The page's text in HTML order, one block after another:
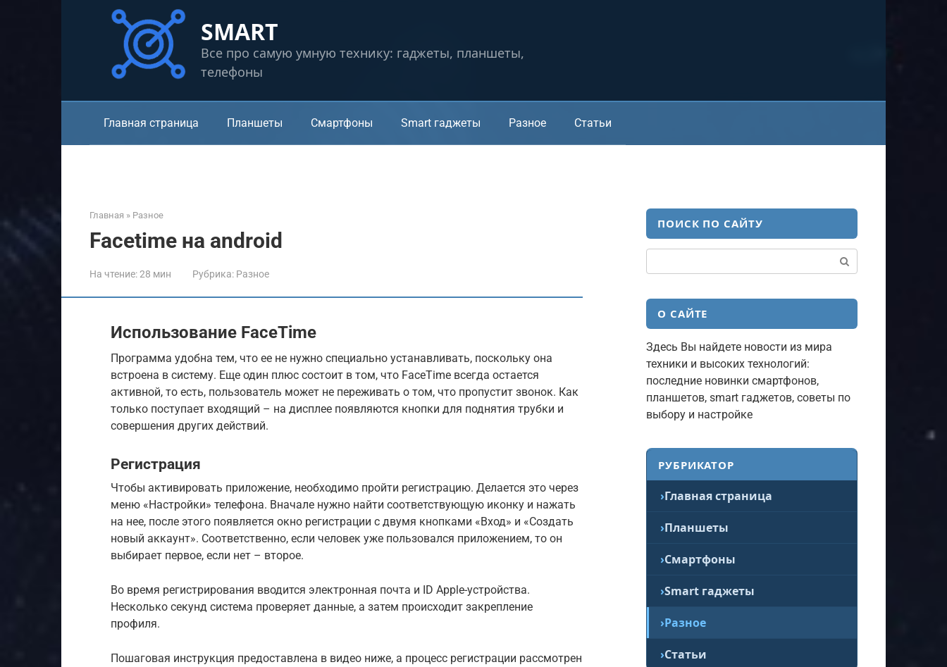
SMART
Все про самую умную технику: гаджеты, планшеты,
телефоны
Главная страница Планшеты Смартфоны Smart гаджеты Разное Статьи
Главная » Разное
Facetime на android
На чтение:28 мин Рубрика: Разное
Использование FaceTime
Программа удобна тем, что ее не нужно специально устанавливать, поскольку она
встроена в систему. Еще один плюс состоит в том, что FaceTime всегда остается
активной, то есть, пользователь может не переживать о том, что пропустит звонок. Как
только поступает входящий – на дисплее появляются кнопки для поднятия трубки и
совершения других действий.
Регистрация
Чтобы активировать приложение, необходимо пройти регистрацию. Делается это через
меню «Настройки» телефона. Вначале нужно найти соответствующую иконку и нажать
на нее, после этого появляется окно регистрации с двумя кнопками «Вход» и «Создать
новый аккаунт». Соответственно, если человек уже пользовался приложением, то он
выбирает первое, если нет – второе.
Во время регистрирования вводится электронная почта и ID Apple-устройства.
Несколько секунд система проверяет данные, а затем происходит закрепление
профиля.
Пошаговая инструкция предоставлена в видео ниже, а процесс регистрации рассмотрен
ПОИСК ПО САЙТУ
О САЙТЕ
Здесь Вы найдете новости из мира
техники и высоких технологий:
последние новинки смартфонов,
планшетов, smart гаджетов, советы по
выбору и настройке
РУБРИКАТОР
Главная страница
Планшеты
Смартфоны
Smart гаджеты
Разное
Статьи